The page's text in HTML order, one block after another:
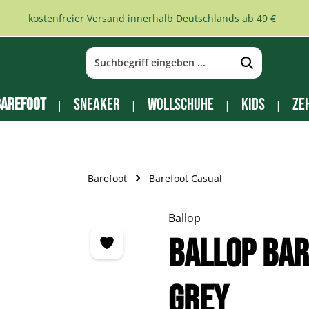
kostenfreier Versand innerhalb Deutschlands ab 49 €
Sneaker Wollschuhe Kids
Barefoot Barefoot Casual
Ballop
BALLOP